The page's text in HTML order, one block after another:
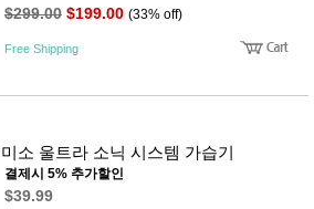
$299.00 $199.00 (33% off)
Free Shipping
미소 울트라 소닉 시스템 가습기
결제시 5% 추가할인
$39.99